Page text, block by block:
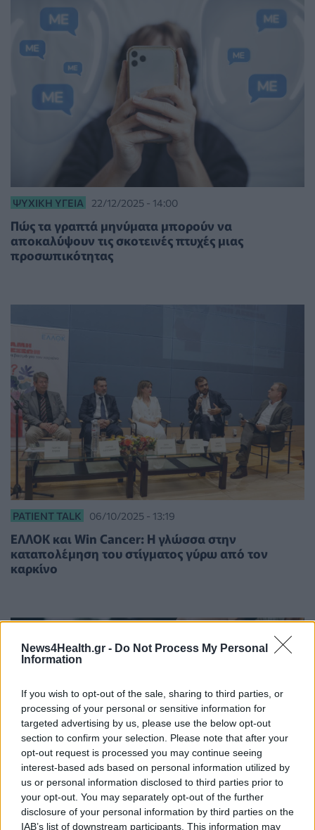
News4Health.gr - Do Not Process My Personal
Information
If you wish to opt-out of the sale, sharing to third parties, or
processing of your personal or sensitive information for
targeted advertising by us, please use the below opt-out
section to confirm your selection. Please note that after your
opt-out request is processed you may continue seeing
interest-based ads based on personal information utilized by
us or personal information disclosed to third parties prior to
your opt-out. You may separately opt-out of the further
disclosure of your personal information by third parties on the
IAB’s list of downstream participants. This information may
ΨΥΧΙΚΉ ΥΓΕΊΑ 22/12/2025 - 14:00
Πώς τα γραπτά μηνύματα μπορούν να
αποκαλύψουν τις σκοτεινές πτυχές μιας
προσωπικότητας
PATIENT TALK 06/10/2025 - 13:19
ΕΛΛΟΚ και Win Cancer: Η γλώσσα στην
καταπολέμηση του στίγματος γύρω από τον
καρκίνο
ΥΓΕΊΑ 12/09/2024 - 14:36
Οι οθόνες βλάπτουν σοβαρά τις γλωσσικές
δεξιότητες των παιδιών